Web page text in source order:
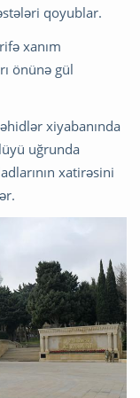
qoyublar.
xanım
önünə gül
xiyabanında
uğrunda
xatirəsini